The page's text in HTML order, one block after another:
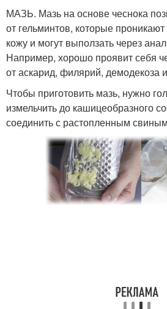
МАЗЬ. Мазь на основе чеснока
от гельминтов, которые
кожу и могут выползать через
Например, хорошо проявит себя
от аскарид, филярий, демодекоза
Чтобы приготовить мазь, нужно
измельчить до кашицеобразного
соединить с растопленным